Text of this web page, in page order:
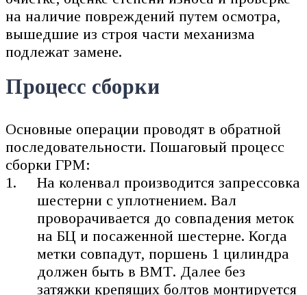
на наличие повреждений путем осмотра,
вышедшие из строя части механизма
подлежат замене.
Процесс сборки
Основные операции проводят в обратной
последовательности. Пошаговый процесс
сборки ГРМ:
На коленвал производится запрессовка
шестерни с уплотнением. Вал
проворачивается до совпадения меток
на БЦ и посаженной шестерне. Когда
метки совпадут, поршень 1 цилиндра
должен быть в ВМТ. Далее без
затяжки крепящих болтов монтируется